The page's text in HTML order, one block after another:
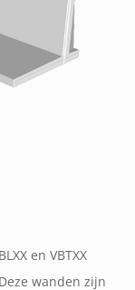
en VBTXX
wanden zijn